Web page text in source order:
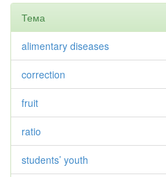
Тема
alimentary diseases
correction
fruit
ratio
students’ youth